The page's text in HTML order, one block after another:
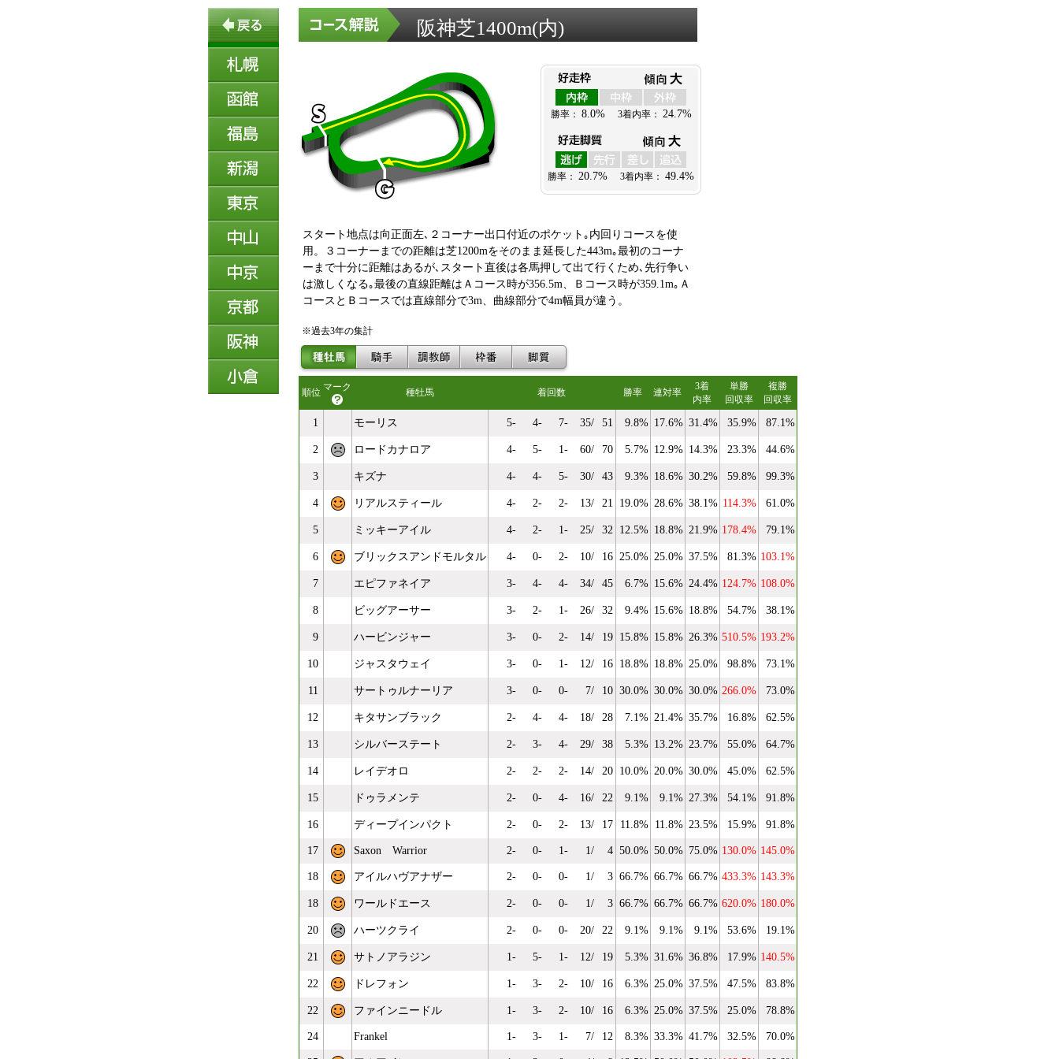
阪神芝1400m(内)
スタート地点は向正面左､２コーナー出口付近のポケット｡内回りコースを使
用。３コーナーまでの距離は芝1200mをそのまま延長した443m｡最初のコーナ
ーまで十分に距離はあるが､スタート直後は各馬押して出て行くため､先行争い
は激しくなる｡最後の直線距離はＡコース時が356.5m、Ｂコース時が359.1m｡Ａ
コースとＢコースでは直線部分で3m、曲線部分で4m幅員が違う。
※過去3年の集計